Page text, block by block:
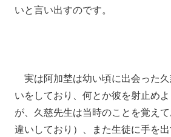
いと言い出すのです。
実は阿加埜は幼い頃に出会った
いをしており、何とか彼を射止め
が、久慈先生は当時のことを覚え
違いしており）、また生徒に手を